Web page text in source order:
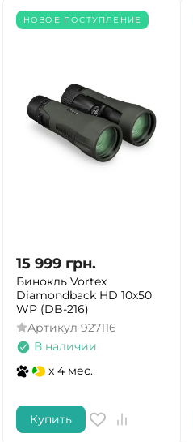
НОВОЕ ПОСТУПЛЕНИЕ
15 999 грн.
Бинокль Vortex
Diamondback HD 10x50
WP (DB-216)
Артикул 927116
В наличии
x 4 мес.
Купить